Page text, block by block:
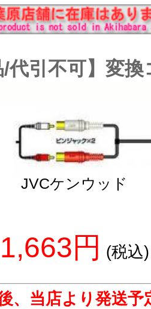
/代引不可】変
JVCケンウッド
1,663円 (税込)
、当店より発送予